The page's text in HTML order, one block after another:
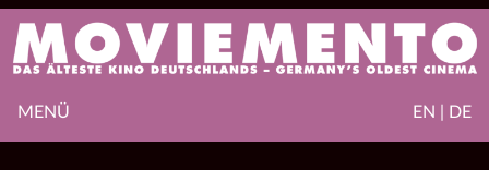
EN | DE
MENÜ